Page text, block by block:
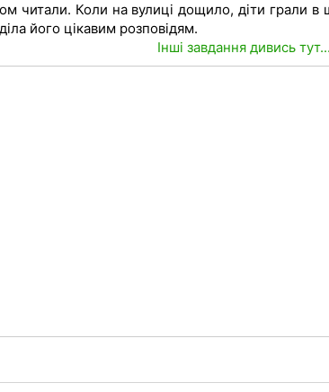
читали. Коли на вулиці дощило, діти грали в
його цікавим розповідям.
Інші завдання дивись тут...